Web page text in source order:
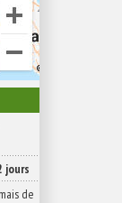
jours
de